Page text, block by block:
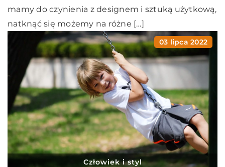
mamy do czynienia z designem i sztuką użytkową,
natknąć się możemy na różne […]
03 lipca 2022
Człowiek i styl